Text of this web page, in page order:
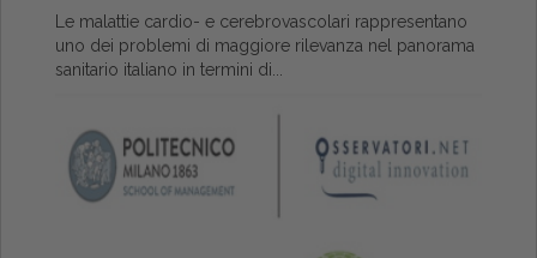
Le malattie cardio- e cerebrovascolari rappresentano
uno dei problemi di maggiore rilevanza nel panorama
sanitario italiano in termini di...